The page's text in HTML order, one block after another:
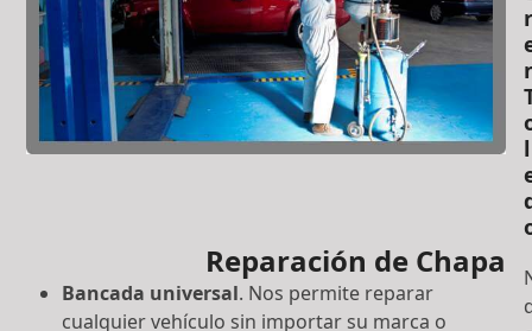
Reparación de Chapa
Bancada universal. Nos permite reparar
cualquier vehículo sin importar su marca o
r
l